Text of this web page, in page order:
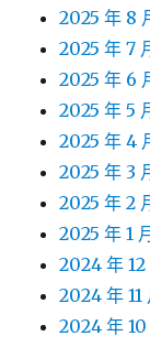
2025 年 8
2025 年 7
2025 年 6
2025 年 5
2025 年 4
2025 年 3
2025 年 2
2025 年 1 月
2024 年 12
2024 年 11
2024 年 10